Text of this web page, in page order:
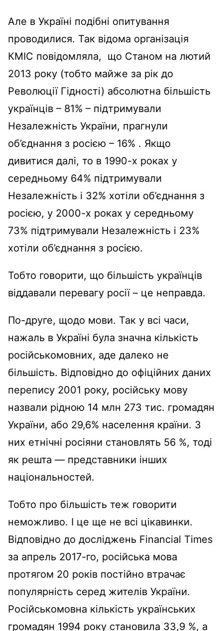
Але в Україні подібні опитування
проводилися. Так відома організація
КМІС повідомляла, що Станом на лютий
2013 року (тобто майже за рік до
Революції Гідності) абсолютна більшість
українців – 81% – підтримували
Незалежність України, прагнули
об’єднання з росією – 16% . Якщо
дивитися далі, то в 1990-х роках у
середньому 64% підтримували
Незалежність і 32% хотіли об’єднання з
росією, у 2000-х роках у середньому
73% підтримували Незалежність і 23%
хотіли об’єднання з росією.
Тобто говорити, що більшість українців
віддавали перевагу росії – це неправда.
По-друге, щодо мови. Так у всі часи,
нажаль в Україні була значна кількість
російськомовних, аде далеко не
більшість. Відповідно до офіційних даних
перепису 2001 року, російську мову
назвали рідною 14 млн 273 тис. громадян
України, або 29,6% населення країни. З
них етнічні росіяни становлять 56 %, тоді
як решта — представники інших
національностей.
Тобто про більшість теж говорити
неможливо. І це ще не всі цікавинки.
Відповідно до досліджень Financial Times
за апрель 2017-го, російська мова
протягом 20 років постійно втрачає
популярність серед жителів України.
Російськомовна кількість українських
громадян 1994 року становила 33,9 %, а